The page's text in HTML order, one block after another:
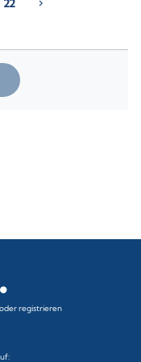
22 chevron_right
registrieren